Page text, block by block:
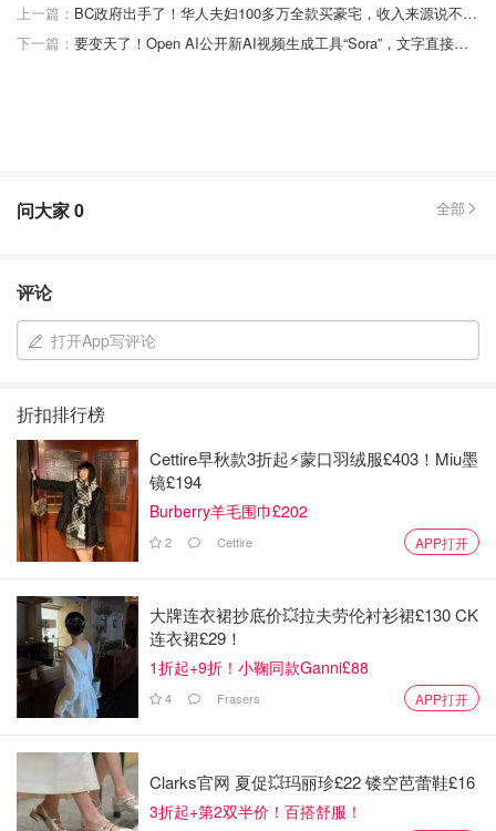
上一篇：
BC政府出手了！华人夫妇100多万全款买豪宅，收入来源说不清就要被没收！
下一篇：
要变天了！Open AI公开新AI视频生成工具“Sora”，文字直接转逼真视频，轰动好莱坞！
问大家0 全部
评论
打开App写评论
折扣排行榜
Cettire早秋款3折起⚡️蒙口羽绒服£403！Miu墨
镜£194
Burberry羊毛围巾£202
2 Cettire APP打开
大牌连衣裙抄底价💥拉夫劳伦衬衫裙£130 CK
连衣裙£29！
1折起+9折！小鞠同款Ganni£88
4 Frasers APP打开
Clarks官网 夏促💥玛丽珍£22 镂空芭蕾鞋£16
3折起+第2双半价！百搭舒服！